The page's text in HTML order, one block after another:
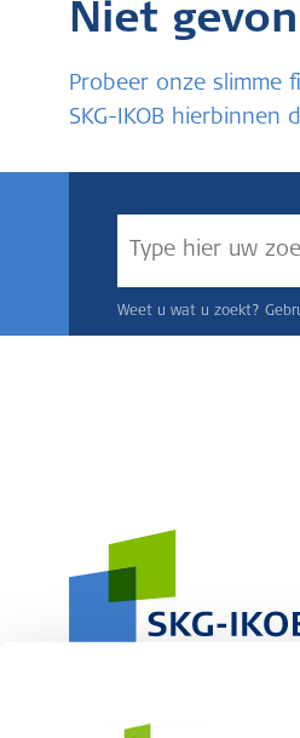
Niet
Probeer onze slimme
SKG-IKOB hierbinnen
Weet u wat u zoekt?